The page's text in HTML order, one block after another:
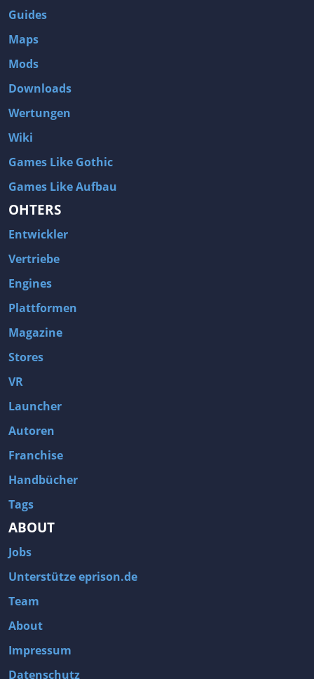
Guides
Maps
Mods
Downloads
Wertungen
Wiki
Games Like Gothic
Games Like Aufbau
OHTERS
Entwickler
Vertriebe
Engines
Plattformen
Magazine
Stores
VR
Launcher
Autoren
Franchise
Handbücher
Tags
ABOUT
Jobs
Unterstütze eprison.de
Team
About
Impressum
Datenschutz